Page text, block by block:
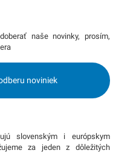
naše novinky, prosím,
noviniek
slovenským i európskym
za jeden z dôležitých